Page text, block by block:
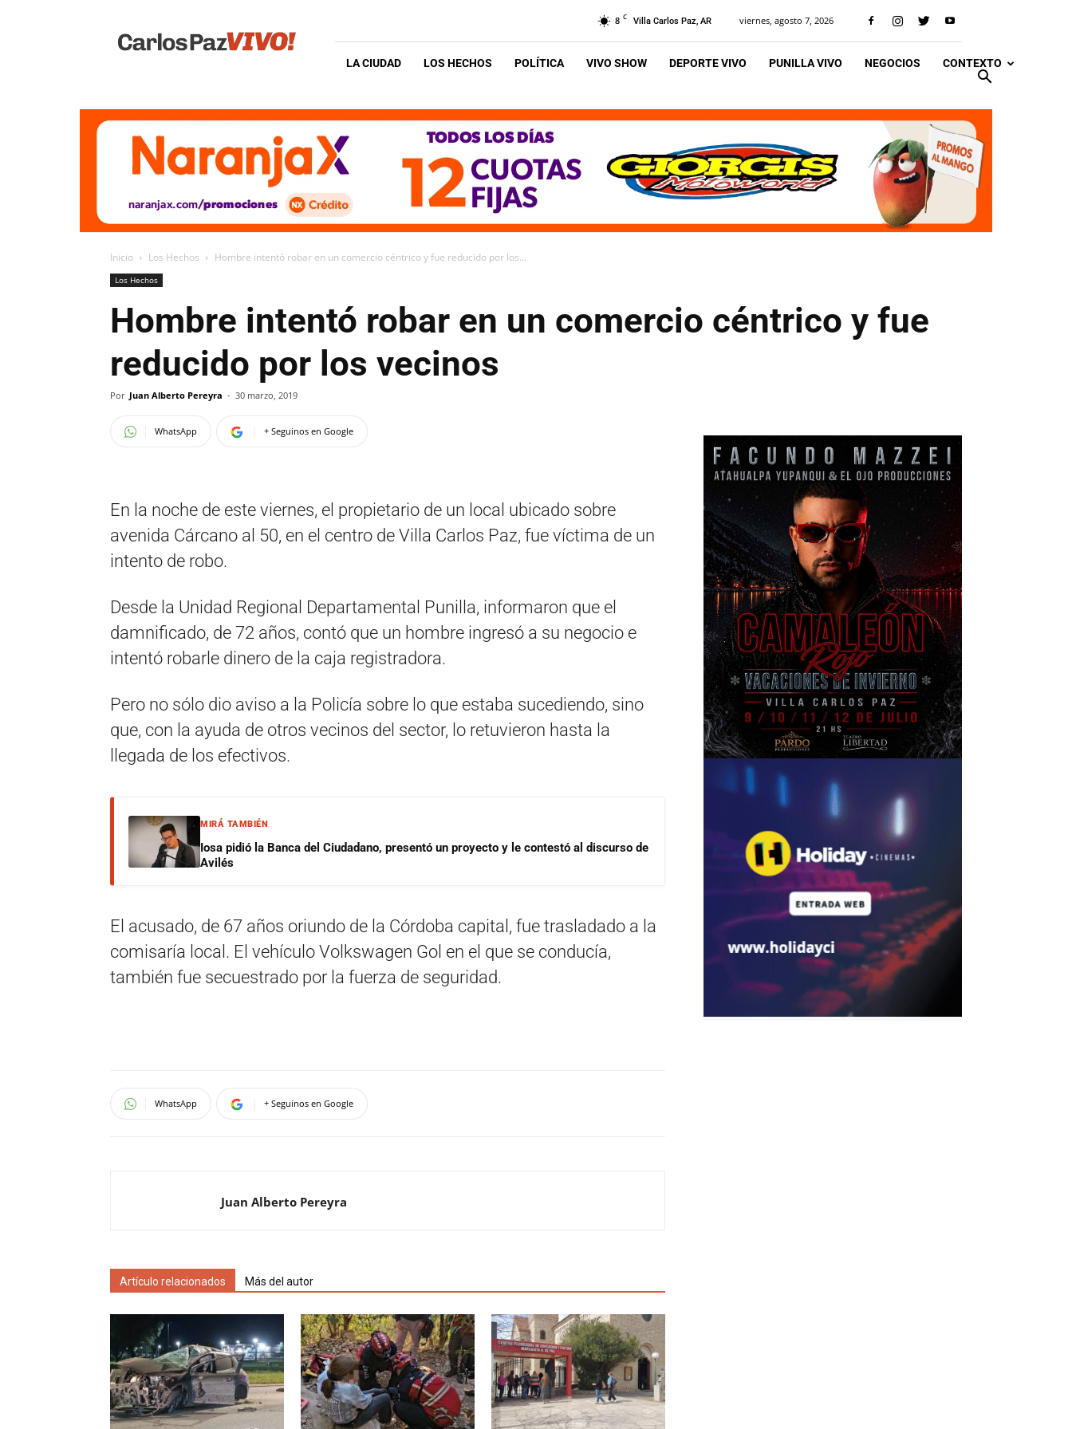
Vivo
8 C Villa Carlos Paz, AR viernes, agosto 7, 2026
LA CIUDAD LOS HECHOS POLÍTICA VIVO SHOW DEPORTE VIVO PUNILLA VIVO NEGOCIOS CONTEXTO
Inicio Los Hechos Hombre intentó robar en un comercio céntrico y fue reducido por los...
Los Hechos
Hombre intentó robar en un comercio céntrico y fue
reducido por los vecinos
Por Juan Alberto Pereyra - 30 marzo, 2019
WhatsApp + Seguinos en Google
En la noche de este viernes, el propietario de un local ubicado sobre
avenida Cárcano al 50, en el centro de Villa Carlos Paz, fue víctima de un
intento de robo.
Desde la Unidad Regional Departamental Punilla, informaron que el
damnificado, de 72 años, contó que un hombre ingresó a su negocio e
intentó robarle dinero de la caja registradora.
Pero no sólo dio aviso a la Policía sobre lo que estaba sucediendo, sino
que, con la ayuda de otros vecinos del sector, lo retuvieron hasta la
llegada de los efectivos.
MIRÁ TAMBIÉN
Iosa pidió la Banca del Ciudadano, presentó un proyecto y le contestó al discurso de
Avilés
El acusado, de 67 años oriundo de la Córdoba capital, fue trasladado a la
comisaría local. El vehículo Volkswagen Gol en el que se conducía,
también fue secuestrado por la fuerza de seguridad.
WhatsApp + Seguinos en Google
Juan Alberto Pereyra
Artículo relacionados Más del autor